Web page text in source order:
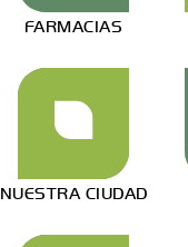
FARMACIAS
NUESTRA CIUDAD